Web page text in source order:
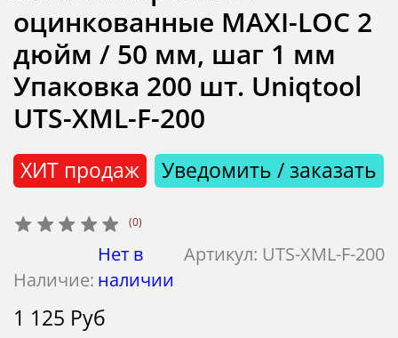
(0)
Артикул: UTS-XML-F-200
Наличие:
Нет в
наличии
ХИТ продаж Уведомить / заказать
оцинкованные MAXI-LOC 2
дюйм / 50 мм, шаг 1 мм
Упаковка 200 шт. Uniqtool
UTS-XML-F-200
1 125 Руб